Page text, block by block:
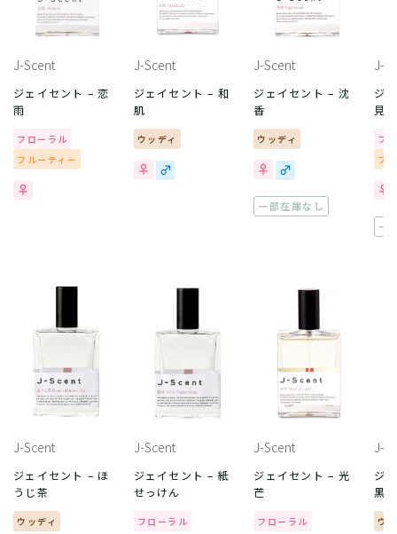
J-Scent
ジェイセント – 恋
雨
フローラル
フルーティー
J-Scent
ジェイセント – 和
肌
ウッディ
J-Scent
ジェイセント – 沈
香
ウッディ
一部在庫なし
J-
ジ
見酒
フ
フ
一
J-Scent
ジェイセント – ほ
うじ茶
ウッディ
J-Scent
ジェイセント – 紙
せっけん
フローラル
J-Scent
ジェイセント – 光
芒
フローラル
J-
ジ
黒革
ウ